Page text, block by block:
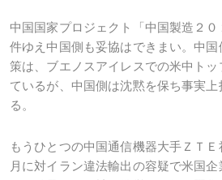
中国国家プロジェクト「中国製造２
件ゆえ中国側も妥協はできまい。中
策は、ブエノスアイレスでの米中ト
ているが、中国側は沈黙を保ち事実
る。
もうひとつの中国通信機器大手ＺＴ
月に対イラン違法輸出の容疑で米国企